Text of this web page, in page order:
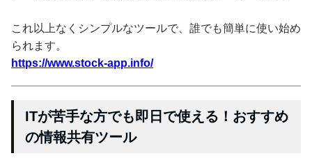
これ以上なくシンプルなツールで、誰でも簡単に使い始め
られます。
https://www.stock-app.info/
ITが苦手な方でも即日で使える！おすすめ
の情報共有ツール